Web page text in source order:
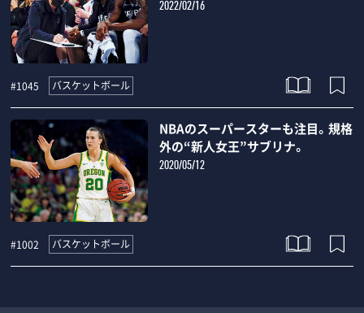
2022/02/16
#1045 バスケットボール
NBAのスーパースターも注目。規格
外の“新人女王”サブリナ。
2020/05/12
#1002 バスケットボール